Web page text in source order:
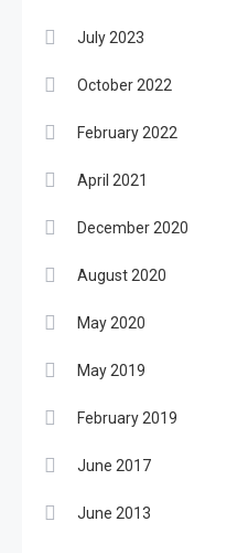
July 2023
October 2022
February 2022
April 2021
December 2020
August 2020
May 2020
May 2019
February 2019
June 2017
June 2013